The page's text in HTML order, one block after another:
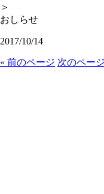
＞
おしらせ
2017/10/14
« 前のページ 次のペー